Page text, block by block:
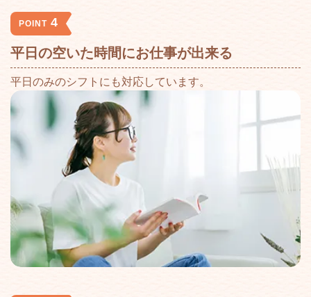
POINT 4
平日の空いた時間にお仕事が出来る
平日のみのシフトにも対応しています。